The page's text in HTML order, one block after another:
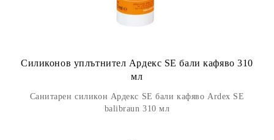
Силиконов уплътнител Ардекс SE бали кафяво 310
мл
Санитарен силикон Ардекс SE бали кафяво Ardex SE
balibraun 310 мл